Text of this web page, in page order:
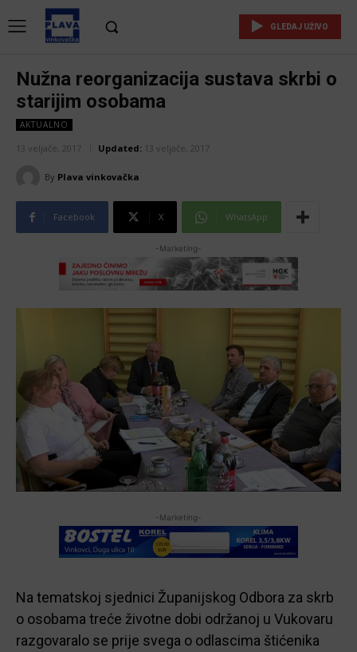
GLEDAJ UŽIVO
Nužna reorganizacija sustava skrbi o
starijim osobama
AKTUALNO
13 veljače, 2017 Updated: 13 veljače, 2017
By Plava vinkovačka
Facebook X WhatsApp
-Marketing-
-Marketing-
Na tematskoj sjednici Županijskog Odbora za skrb
o osobama treće životne dobi održanoj u Vukovaru
razgovaralo se prije svega o odlascima štićenika